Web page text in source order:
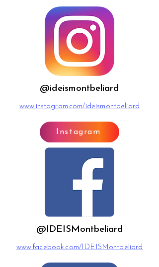
@ideismontbeliard
www.instagram.com/ideismontbeliard
Instagram
@IDEISMontbeliard
www.facebook.com/IDEISMontbeliard